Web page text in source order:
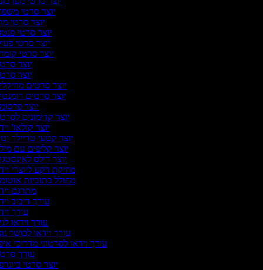
יוצר סרטי
יוצר סרטי
יוצר סרטי
יוצר סרטי
יוצר סרטי
יוצר
יוצר
יוצר סרטים
יוצר סרטים
יוצר
יוצר קדימונים
יוצר קולאז'
יוצר קטעי טריילר
יוצר קליפים עם
יוצר רילס
מוזיקת רקע ליוצרי
מחולל כתוביות
מתרגם
עורך דיבוב
עורך
עורך וידאו
עורך וידאו לכושר
עורך וידאו לסרטוני מדריכי
עורך
יוצר סרטי